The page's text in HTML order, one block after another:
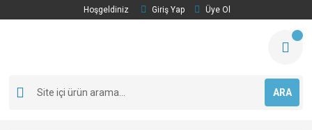
Hoşgeldiniz Giriş Yap Üye Ol
ARA